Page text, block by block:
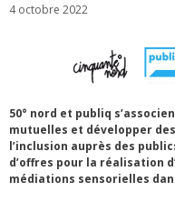
4 octobre 2022
50° nord et publiq
mutuelles et développer
l’inclusion auprès des
d’offres pour la réalisation
médiations sensorielles